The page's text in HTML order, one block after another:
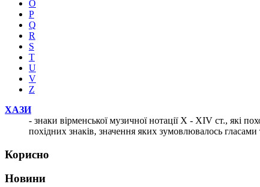
O
P
Q
R
S
T
U
V
Z
ХАЗИ
- знаки вірменської музичної нотації Х - XIV cт., які
похідних знаків, значення яких зумовлювалось гласами
Корисно
Новини